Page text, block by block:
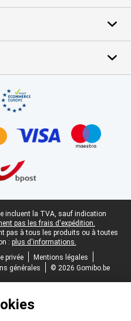
incluent la TVA, sauf indication
pas les frais d'expédition.
pas à tous les produits ou à toutes
: plus d'informations.
privée
Mentions légales
générales © 2026 Gomibo.be